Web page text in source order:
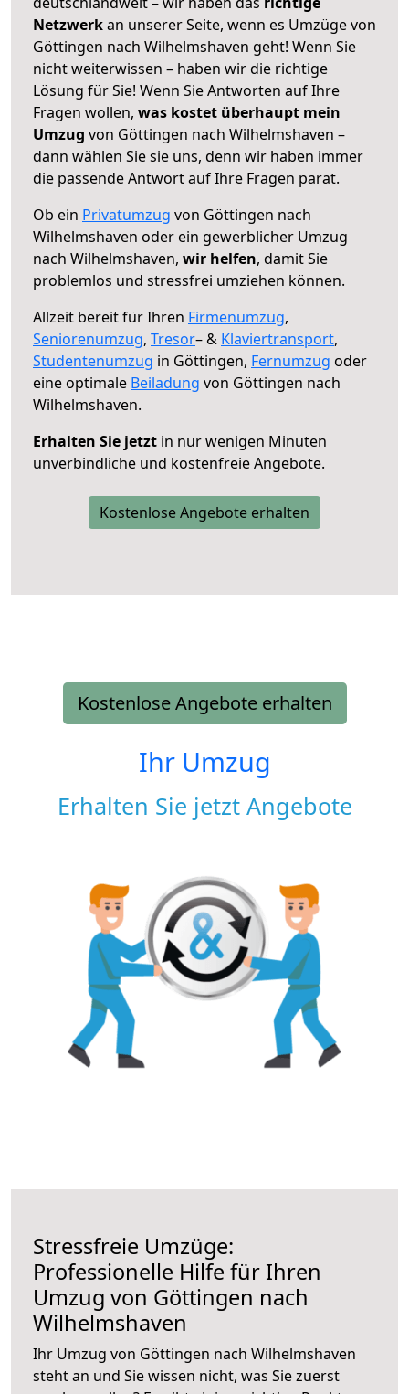
Netzwerkan unserer Seite, wenn es Umzüge von
Göttingen nach Wilhelmshaven geht! Wenn Sie
nicht weiterwissen – haben wir die richtige
Lösung für Sie! Wenn Sie Antworten auf Ihre
Fragen wollen, was kostet überhaupt mein
Umzug von Göttingen nach Wilhelmshaven –
dann wählen Sie sie uns, denn wir haben immer
die passende Antwort auf Ihre Fragen parat.
Ob ein Privatumzug von Göttingen nach
Wilhelmshaven oder ein gewerblicher Umzug
nach Wilhelmshaven, wir helfen, damit Sie
problemlos und stressfrei umziehen können.
Allzeit bereit für Ihren Firmenumzug,
Seniorenumzug, Tresor– & Klaviertransport,
Studentenumzug in Göttingen, Fernumzug oder
eine optimale Beiladung von Göttingen nach
Wilhelmshaven.
Erhalten Sie jetzt in nur wenigen Minuten
unverbindliche und kostenfreie Angebote.
Kostenlose Angebote erhalten
Kostenlose Angebote erhalten
Ihr Umzug
Erhalten Sie jetzt Angebote
Stressfreie Umzüge:
Professionelle Hilfe für Ihren
Umzug von Göttingen nach
Wilhelmshaven
Ihr Umzug von Göttingen nach Wilhelmshaven
steht an und Sie wissen nicht, was Sie zuerst